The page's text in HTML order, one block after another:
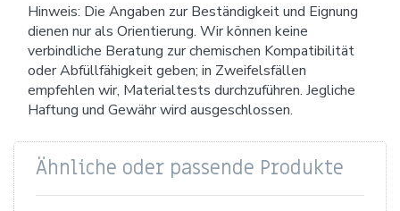
Hinweis: Die Angaben zur Beständigkeit und Eignung
dienen nur als Orientierung. Wir können keine
verbindliche Beratung zur chemischen Kompatibilität
oder Abfüllfähigkeit geben; in Zweifelsfällen
empfehlen wir, Materialtests durchzuführen. Jegliche
Haftung und Gewähr wird ausgeschlossen.
Ähnliche oder passende Produkte